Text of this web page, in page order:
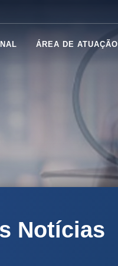
ÁREA DE ATUAÇÃO
Notícias